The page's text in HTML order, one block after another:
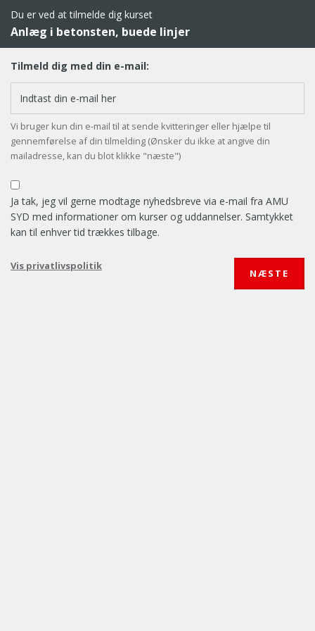
Du er ved at tilmelde dig kurset
Anlæg i betonsten, buede linjer
Tilmeld dig med din e-mail:
Vi bruger kun din e-mail til at sende kvitteringer eller hjælpe til
gennemførelse af din tilmelding (Ønsker du ikke at angive din
mailadresse, kan du blot klikke "næste")
Ja tak, jeg vil gerne modtage nyhedsbreve via e-mail fra AMU
SYD med informationer om kurser og uddannelser. Samtykket
kan til enhver tid trækkes tilbage.
Vis privatlivspolitik